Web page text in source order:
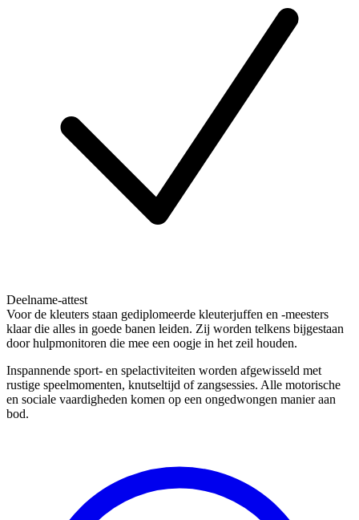
Deelname-attest
Voor de kleuters staan gediplomeerde kleuterjuffen en -meesters
klaar die alles in goede banen leiden. Zij worden telkens bijgestaan
door hulpmonitoren die mee een oogje in het zeil houden.
Inspannende sport- en spelactiviteiten worden afgewisseld met
rustige speelmomenten, knutseltijd of zangsessies. Alle motorische
en sociale vaardigheden komen op een ongedwongen manier aan
bod.